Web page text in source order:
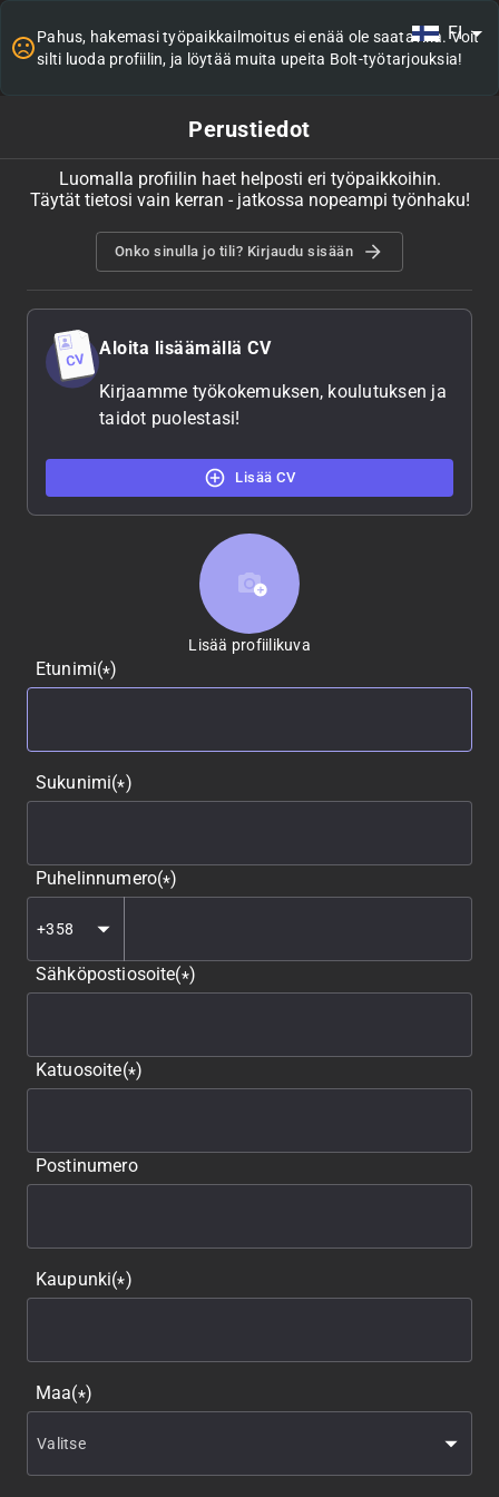
FI
Pahus, hakemasi työpaikkailmoitus ei enää ole saatavilla. Voit
silti luoda profiilin, ja löytää muita upeita Bolt-työtarjouksia!
Perustiedot
Luomalla profiilin haet helposti eri työpaikkoihin.
Täytät tietosi vain kerran - jatkossa nopeampi työnhaku!
Onko sinulla jo tili? Kirjaudu sisään
Aloita lisäämällä CV
Kirjaamme työkokemuksen, koulutuksen ja
taidot puolestasi!
Lisää CV
Lisää profiilikuva
Lisää profiilikuva
Etunimi(*)
Sukunimi(*)
Puhelinnumero(*)
Sähköpostiosoite(*)
Katuosoite(*)
Postinumero
Kaupunki(*)
Maa(*)